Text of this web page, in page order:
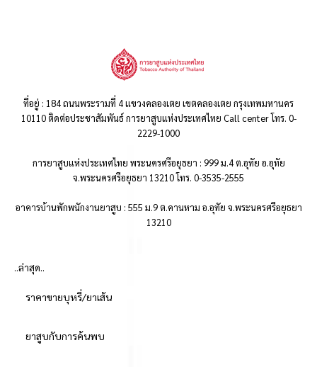
ที่อยู่ : 184 ถนนพระรามที่ 4 แขวงคลองเตย เขตคลองเตย กรุงเทพมหานคร
10110 ติดต่อประชาสัมพันธ์ การยาสูบแห่งประเทศไทย Call center โทร. 0-
2229-1000
การยาสูบแห่งประเทศไทย พระนครศรีอยุธยา : 999 ม.4 ต.อุทัย อ.อุทัย
จ.พระนครศรีอยุธยา 13210 โทร. 0-3535-2555
อาคารบ้านพักพนักงานยาสูบ : 555 ม.9 ต.คานหาม อ.อุทัย จ.พระนครศรีอยุธยา
13210
..ล่าสุด..
ราคาขายบุหรี่/ยาเส้น
ยาสูบกับการค้นพบ